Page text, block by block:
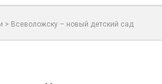
> Всеволожску – новый детский сад